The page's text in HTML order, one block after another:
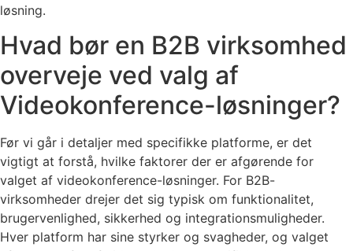
løsning.
Hvad bør en B2B virksomhed
overveje ved valg af
Videokonference-løsninger?
Før vi går i detaljer med specifikke platforme, er det
vigtigt at forstå, hvilke faktorer der er afgørende for
valget af videokonference-løsninger. For B2B-
virksomheder drejer det sig typisk om funktionalitet,
brugervenlighed, sikkerhed og integrationsmuligheder.
Hver platform har sine styrker og svagheder, og valget